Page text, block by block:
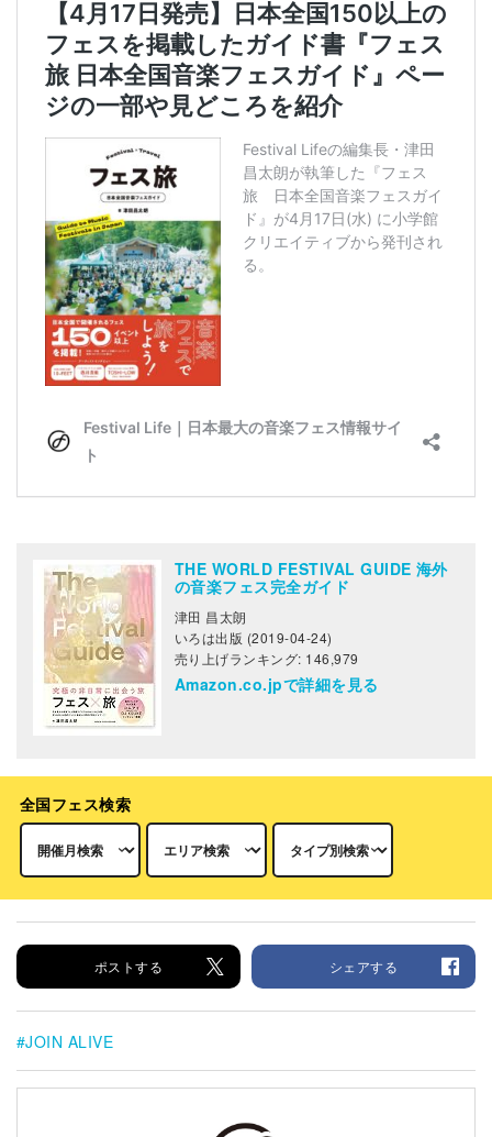
THE WORLD FESTIVAL GUIDE 海外
の音楽フェス完全ガイド
津田 昌太朗
いろは出版 (2019-04-24)
売り上げランキング: 146,979
Amazon.co.jpで詳細を見る
全国フェス検索
ポストする シェアする
JOIN ALIVE